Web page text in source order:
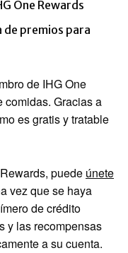
One Rewards
de premios para
de IHG One
comidas. Gracias a
es gratis y tratable
puede únete
vez que se haya
de crédito
y las recompensas
a su cuenta.